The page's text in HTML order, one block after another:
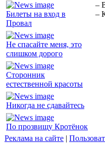
Билеты на вход в
Провал
Не спасайте меня, это
слишком дорого
Сторонник
естественной красоты
Никогда не сдавайтесь
По прозвищу Кротёнок
–
–
Реклама на сайте |